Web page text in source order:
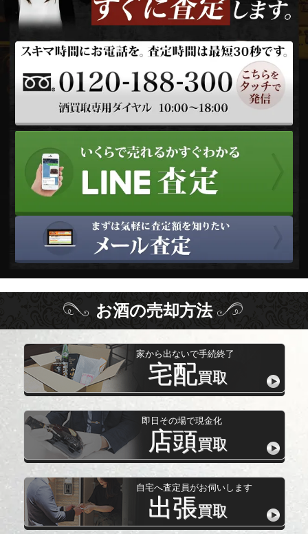
お酒の売却方法
家から出ないで手続終了
宅配買取
即日その場で現金化
店頭買取
自宅へ査定員がお伺いします
出張買取